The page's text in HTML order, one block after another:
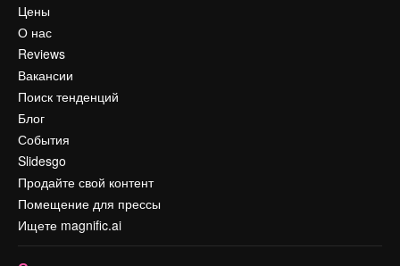
Цены
О нас
Reviews
Вакансии
Поиск тенденций
Блог
События
Slidesgo
Продайте свой контент
Помещение для прессы
Ищете magnific.ai